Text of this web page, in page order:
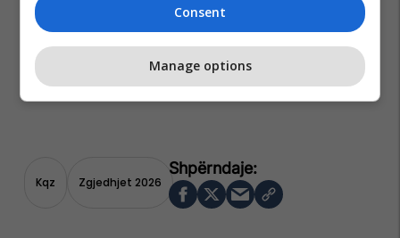
Kqz Zgjedhjet 2026
Consent
Manage options